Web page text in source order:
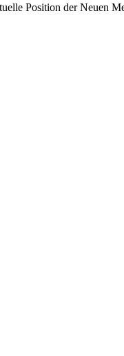
Position der Neuen